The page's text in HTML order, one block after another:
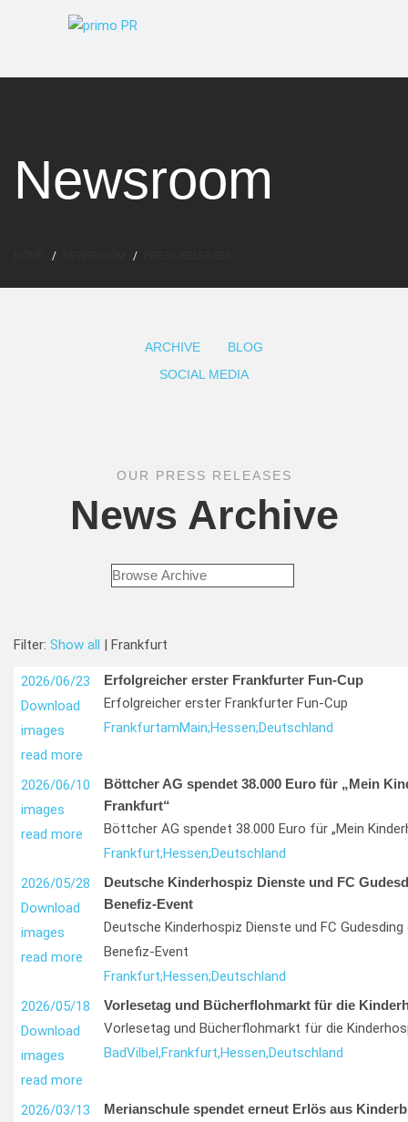
Newsroom
ARCHIVE
BLOG
SOCIAL MEDIA
OUR PRESS RELEASES
News Archive
Filter: Show all | Frankfurt
2026/06/23
Download
images
read more
Erfolgreicher erster Frankfurter Fun-Cup
Erfolgreicher erster Frankfurter Fun-Cup
FrankfurtamMain;Hessen;Deutschland
2026/06/10
images
read more
Böttcher AG spendet 38.000 Euro für „Mein
Frankfurt“
Böttcher AG spendet 38.000 Euro für „Mein
Frankfurt;Hessen;Deutschland
2026/05/28
Download
images
read more
Deutsche Kinderhospiz Dienste und FC
Benefiz-Event
Deutsche Kinderhospiz Dienste und FC
Benefiz-Event
Frankfurt;Hessen;Deutschland
2026/05/18
Download
images
read more
Vorlesetag und Bücherflohmarkt für die
Vorlesetag und Bücherflohmarkt für die
BadVilbel,Frankfurt,Hessen,Deutschland
2026/03/13
Merianschule spendet erneut Erlös aus